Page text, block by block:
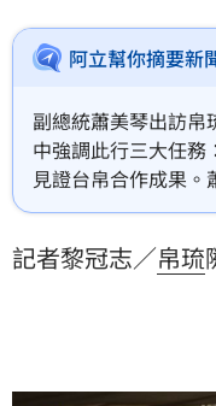
阿立幫你摘要新
副總統蕭美琴出訪帛
中強調此行三大任
見證台帛合作成果
表示兩國共享民主自
係穩固，強烈支持台
記者黎冠志／帛琉